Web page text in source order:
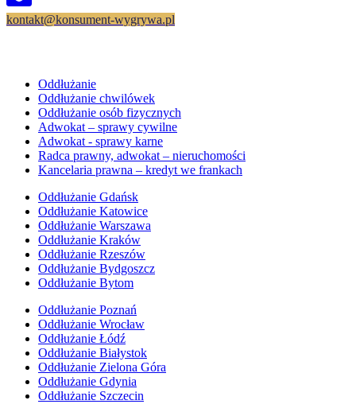
kontakt@konsument-wygrywa.pl
Oddłużanie
Oddłużanie chwilówek
Oddłużanie osób fizycznych
Adwokat – sprawy cywilne
Adwokat - sprawy karne
Radca prawny, adwokat – nieruchomości
Kancelaria prawna – kredyt we frankach
Oddłużanie Gdańsk
Oddłużanie Katowice
Oddłużanie Warszawa
Oddłużanie Kraków
Oddłużanie Rzeszów
Oddłużanie Bydgoszcz
Oddłużanie Bytom
Oddłużanie Poznań
Oddłużanie Wrocław
Oddłużanie Łódź
Oddłużanie Białystok
Oddłużanie Zielona Góra
Oddłużanie Gdynia
Oddłużanie Szczecin